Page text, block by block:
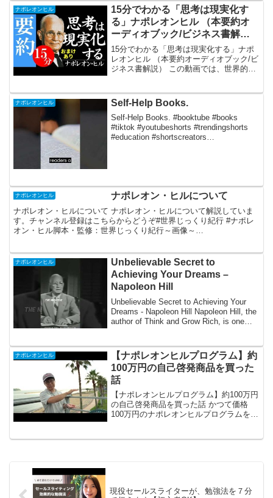
こそ人生を変える力だと教...
ナポレオンヒル
15分でわかる「思考は現実化す
る」ナポレオンヒル （本要約オ
ーディオブック/ビジネス書解
説）
15分でわかる「思考は現実化する」ナポ
レオンヒル （本要約オーディオブック/ビ
ジネス書解説） この動画では、世界的ベ
リュー・カーネギーから依頼を受けナポ
レオン・ヒルが...
ナポレオンヒル Self-Help Books.
Self-Help Books. #booktube #books
#tiktok #youtubeshorts #trendingshorts
#education #shortscreators
ナポレオンヒル ナポレオン・ヒルについて
ナポレオン・ヒルについて ナポレオン・ヒルについて解説していま
す。チャンネル登録はこちらからどうぞ#世界じっくり紀行 #ナポレ
オン・ヒル脚本・監修：世界じっくり紀行～画像～
ナポレオンヒル
Unbelievable Secret to
Achieving Your Dreams –
Napoleon Hill
Unbelievable Secret to Achieving Your
Dreams - Napoleon Hill Napoleon Hill, the
author of Think and Grow Rich, is one
ナポレオンヒル
【ナポレオンヒルプログラム】約
100万円の自己啓発商品を買った
話
【ナポレオンヒルプログラム】約100万円
の自己啓発商品を買った話 かつて価格
100万円のナポレオンヒルプログラムを買
現役セールスライターが、勉強法を７分